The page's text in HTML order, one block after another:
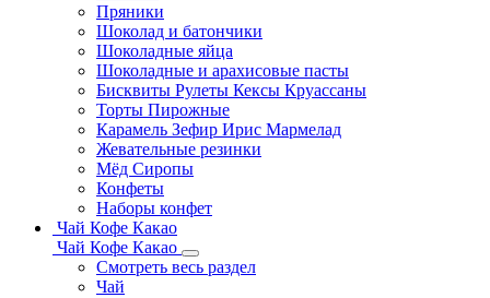
Пряники
Шоколад и батончики
Шоколадные яйца
Шоколадные и арахисовые пасты
Бисквиты Рулеты Кексы Круассаны
Торты Пирожные
Карамель Зефир Ирис Мармелад
Жевательные резинки
Мёд Сиропы
Конфеты
Наборы конфет
Чай Кофе Какао
Чай Кофе Какао
Смотреть весь раздел
Чай